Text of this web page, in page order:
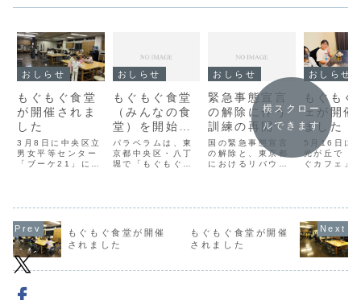
おしらせ
もぐもぐ食堂
が開催されま
した
3月8日に中央区立
男女平等センター
「ブーケ21」にて
様に、心より感謝
申し上げます。ま
た、開催にあた
り、ご協力いただ
いた関係機関の皆
ます。
おしらせ
もぐもぐ食堂
（みんなの食
堂）を開始し
ます
パラベラムは、東
京都中央区・八丁
堀で「もぐもぐ食
し、以後、毎月第
2日曜日に定期的
おしらせ
緊急事態宣言
の解除に伴う
訓練の再開
国の緊急事態宣言
の解除と、東京都
におけるリバウン
となりましたの
で、護身術教室を
おしらせ
もぐもぐ
ェが開催
ました
5月16日に
光が丘で「
ぐカフェ」
横スクロー
ルできます
もぐもぐ食堂が開催
されました
もぐもぐ食堂が開催
されました